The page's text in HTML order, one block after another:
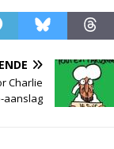
Charlie
aanslag